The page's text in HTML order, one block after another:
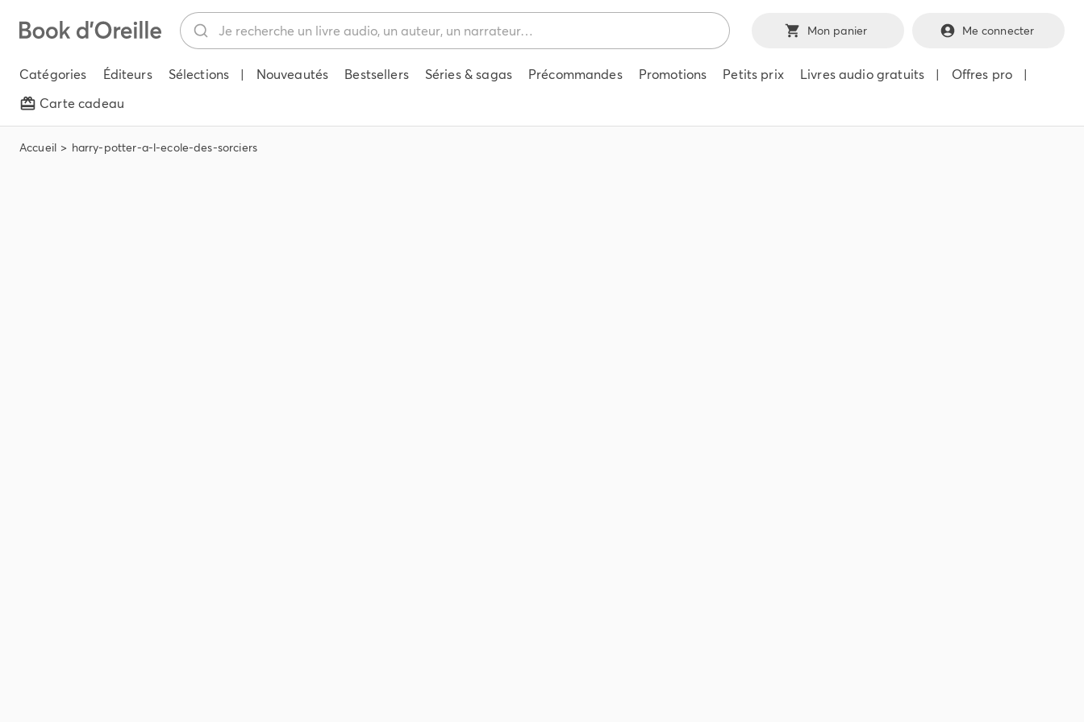
Mon panier Me connecter
Catégories Éditeurs Sélections | Nouveautés Bestsellers Séries & sagas Précommandes Promotions Petits prix Livres audio gratuits | Offres pro
|
Carte cadeau
Accueil harry-potter-a-l-ecole-des-sorciers